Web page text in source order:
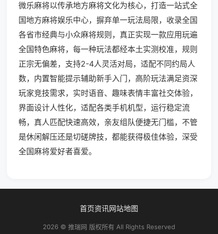
微乐麻将以传承地方麻将文化为核心，打造一站式全
国地方麻将娱乐中心，摒弃单一玩法局限，收录全国
各省市经典与小众麻将规则，真正实现一款应用玩遍
全国特色麻将，每一种玩法都经本土实测校准，规则
正宗无偏差，支持2-4人灵活对局，适配不同约局人
数，内置智能提示辅助新手入门，高阶玩法满足资深
玩家竞技需求，实时语音、趣味表情丰富社交体验，
界面设计人性化，适配各类手机机型，运行稳定流
畅，真人匹配快速高效，亲友组队便捷无门槛，不管
是休闲解压还是切磋牌技，都能获得极佳体验，深受
全国麻将爱好者喜爱。
首页资讯网站地图
2026 © 推瑞网 版权所有 All Rights Reserved